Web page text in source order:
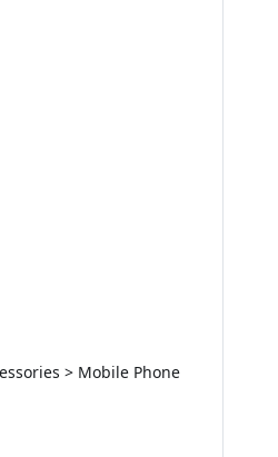
> Mobile Phone